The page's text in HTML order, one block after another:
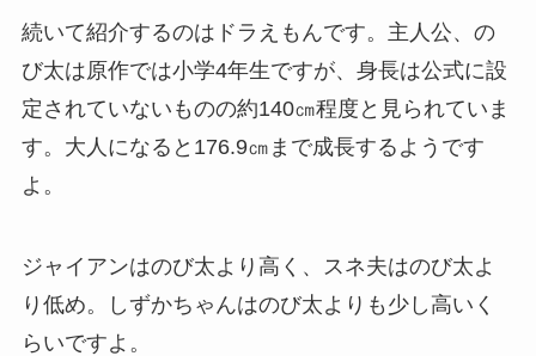
続いて紹介するのはドラえもんです。主人公、の
び太は原作では小学4年生ですが、身長は公式に設
定されていないものの約140㎝程度と見られていま
す。大人になると176.9㎝まで成長するようです
よ。
ジャイアンはのび太より高く、スネ夫はのび太よ
り低め。しずかちゃんはのび太よりも少し高いく
らいですよ。